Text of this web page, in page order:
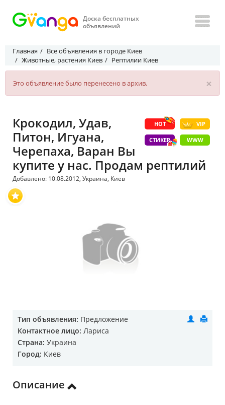
Доска бесплатных
объявлений
Главная
Все объявления в городе Киев
Животные, растения Киев
Рептилии Киев
×
Это объявление было перенесено в архив.
HOT VIP
СТИКЕР WWW
Крокодил, Удав,
Питон, Игуана,
Черепаха, Варан Вы
купите у нас. Продам рептилий
Добавлено: 10.08.2012, Украина, Киев
Тип объявления: Предложение
Контактное лицо: Лариса
Страна: Украина
Город: Киев
Описание